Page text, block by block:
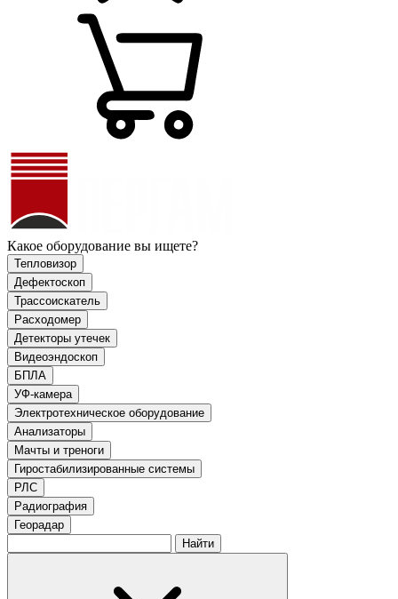
Какое оборудование вы ищете?
Тепловизор
Дефектоскоп
Трассоискатель
Расходомер
Детекторы утечек
Видеоэндоскоп
БПЛА
УФ-камера
Электротехническое оборудование
Анализаторы
Мачты и треноги
Гиростабилизированные системы
РЛС
Радиография
Георадар
Найти